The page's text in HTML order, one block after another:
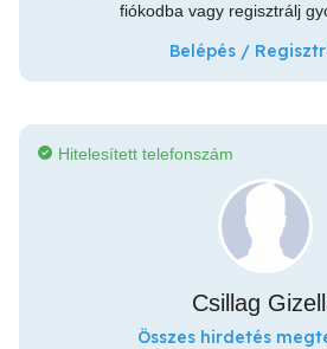
fiókodba vagy regisztrálj
Belépés /
Hitelesített telefonszám
Csillag
Összes hirdetés